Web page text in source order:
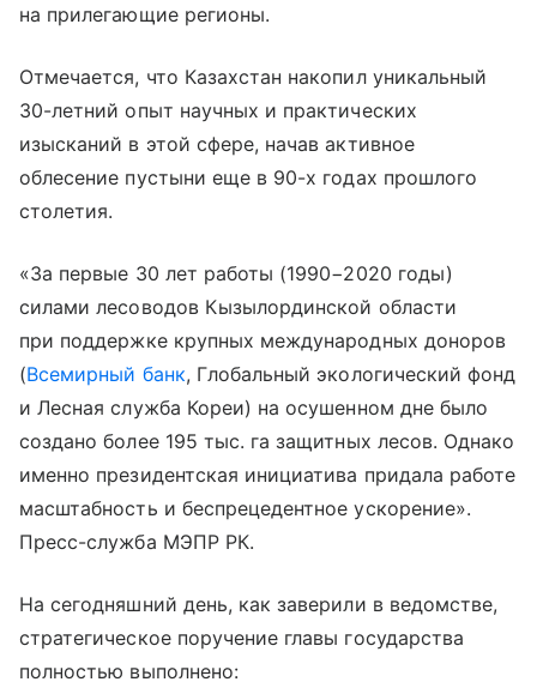
на прилегающие регионы.
Отмечается, что Казахстан накопил уникальный
30-летний опыт научных и практических
изысканий в этой сфере, начав активное
облесение пустыни еще в 90-х годах прошлого
столетия.
«За первые 30 лет работы (1990−2020 годы)
силами лесоводов Кызылординской области
при поддержке крупных международных доноров
(Всемирный банк, Глобальный экологический фонд
и Лесная служба Кореи) на осушенном дне было
создано более 195 тыс. га защитных лесов. Однако
именно президентская инициатива придала работе
масштабность и беспрецедентное ускорение».
Пресс-служба МЭПР РК.
На сегодняшний день, как заверили в ведомстве,
стратегическое поручение главы государства
полностью выполнено: